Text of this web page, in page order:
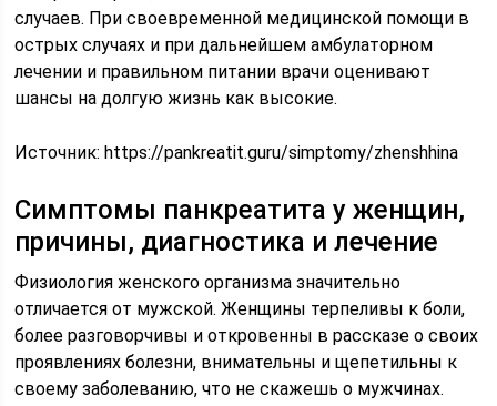
случаев. При своевременной медицинской помощи в
острых случаях и при дальнейшем амбулаторном
лечении и правильном питании врачи оценивают
шансы на долгую жизнь как высокие.
Источник:https://pankreatit.guru/simptomy/zhenshhina
Симптомы панкреатита у женщин,
причины, диагностика и лечение
Физиология женского организма значительно
отличается от мужской. Женщины терпеливы к боли,
более разговорчивы и откровенны в рассказе о своих
проявлениях болезни, внимательны и щепетильны к
своему заболеванию, что не скажешь о мужчинах.